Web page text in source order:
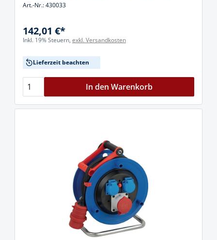
Art.-Nr.: 430033
142,01 €*
Inkl. 19% Steuern, exkl. Versandkosten
Lieferzeit beachten
In den Warenkorb